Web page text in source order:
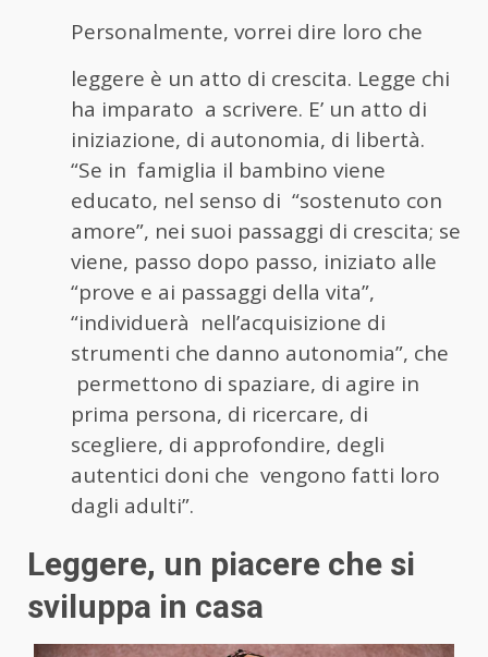
Personalmente, vorrei dire loro che
leggere è un atto di crescita. Legge chi
ha imparato a scrivere. E’ un atto di
iniziazione, di autonomia, di libertà.
“Se in famiglia il bambino viene
educato, nel senso di “sostenuto con
amore”, nei suoi passaggi di crescita; se
viene, passo dopo passo, iniziato alle
“prove e ai passaggi della vita”,
“individuerà nell’acquisizione di
strumenti che danno autonomia”, che
permettono di spaziare, di agire in
prima persona, di ricercare, di
scegliere, di approfondire, degli
autentici doni che vengono fatti loro
dagli adulti”.
Leggere, un piacere che si
sviluppa in casa